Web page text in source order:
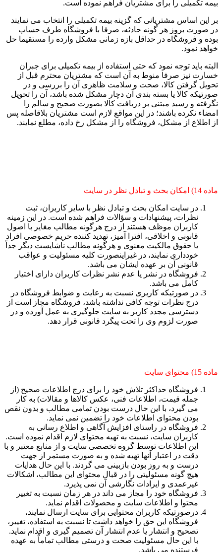
بیمه تکمیلی را برای مشتریان فراهم نموده است.
بر این اساس مشتریانی که گزینه بیمه تکمیلی را انتخاب می نمایند
در صورت بروز هر گونه حادثه، صرفا با فروشگاه طرف حساب
بوده و فروشگاه در حداقل بازه زمانی مشکل وارده را مستقیما حل
خواهد نمود.
البته باید توجه نمود که حتی استفاده از بیمه تکمیلی برای جبران
خسارت نیز صرفا منوط به آن است که مشتریان محترم قبل از
تحویل گرفتن کالا، صحت و سلامت ظاهری آن را بررسی و در
صورتیکه کالا یا بسته بندی آن دچار مشکل شده باشد، آن را تحویل
نگرفته و رسید مبتنی بر دریافت کالا بصورت صحیح و سالم را
امضاء نکرده باشند؛ در این مواقع لازم است مشتریان بلاقاصله پس
از اطلاع از مشکل، فروشگاه را از مشکل رخ داده، مطلع نمایند.
ماده 14) امکان بحث و تبادل نظر در سایت
در سایت امکان بحث و تبادل نظر با سایر کاربران، ثبت
نظرات، پیشنهادات و سؤالات فراهم شده است. در این زمینه
کاربران موظف هستند از درج هرگونه مطالب مغایر با اصول
قانونی و اخلاقی، افترا آمیز، تهدید کننده حریم خصوصی افراد
یا حقوق مالکیت معنوی و هرگونه مطالب ناشایست دیگر جداً
خودداری نمایند، در غیراینصورت کلیه مسئولیت و عواقب
قانونی آن بر عهده ایشان می باشد.
فروشگاه در نشر یا عدم نشر نظرات کاربران دارای اختیار
کامل می باشد.
در صورتیکه کاربری نسبت به رعایت و ضوابط فروشگاه در
درج نظرات توجه کافی نداشته باشد، فروشگاه مجاز است از
دسترسی مجدد کاربر به سایت جلوگیری به عمل آورده و در
صورت لزوم وی را تحت پیگرد قانونی قرار دهد.
ماده 15) محتوای سایت
فروشگاه حداکثر تلاش خود را برای درج اطلاعات صحیح (از
جمله قیمت، اطلاعات فنی، عکس کالاها و مقالات) به کار
می گیرد، با این حال درست بودن تمامی مطالب و بدون نقص
بودن محتوای اطلاعات خود را تضمین نمی نماید.
فروشگاه در راستای افزایش آگاهی و اطلاع رسانی به
کاربران سایت، نسبت به تهیه محتوای لازم اقدام نموده است.
این اطلاعات توسط گروه تخصصی سایت و از منابع معتبر و با
دقت در اعتبار آنها تهیه شده و به صورت مستمر از جهت
درست و به روز بودن بازبینی می گردند. با این حال هدایات
هیچ گونه مسئولیتی را در قبال محتوای این مطالب، اشکالات
غیرعمدی و ایرادات نگارشی آن نمی پذیرد.
فروشگاه خود را مجاز می داند در هر زمان نسبت به تغییر
محتوا و اطلاعات سایت و محصولات اقدام نماید.
درصورتیکه کاربران محتوایی برای سایت ارسال نمایند،
فروشگاه این حق را خواهد داشت تا نسبت به استفاده، تغییر،
تصحیح و انتشار یا عدم انتشار آن تصمیم گیری و اقدام نماید.
با این حال مسئولیت صحت و درستی مطالب تماماٌ به عهده
فرستنده می باشد.